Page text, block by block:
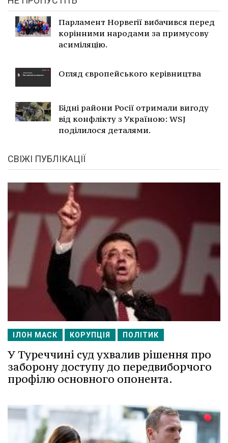
Парламент Норвегії вибачився перед
корінними народами за примусову
асиміляцію.
Огляд європейського керівництва
Бідні райони Росії отримали вигоду
від конфлікту з Україною: WSJ
поділилося деталями.
СВІЖІ ПУБЛІКАЦІЇ
ІЛОН МАСК КОРУПЦІЯ ПОЛІТИК
У Туреччині суд ухвалив рішення про
заборону доступу до передвиборчого
профілю основного опонента.